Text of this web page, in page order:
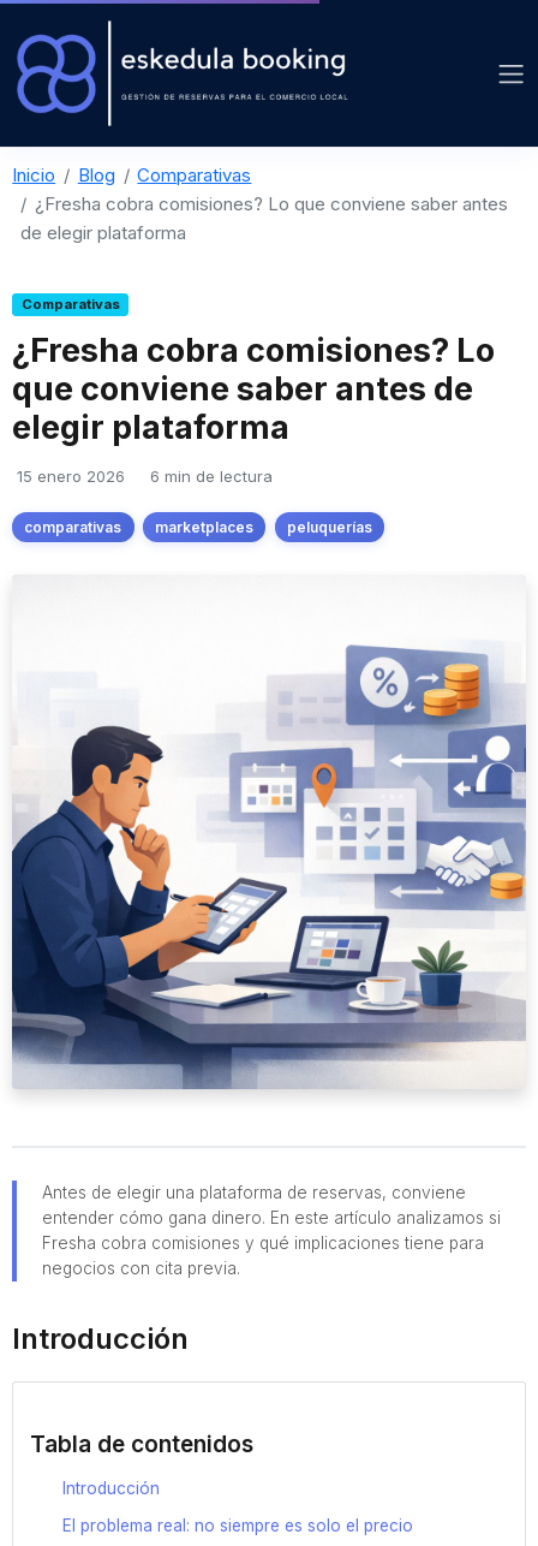
Inicio Blog
Comparativas
¿Fresha cobra comisiones? Lo que conviene saber antes
de elegir plataforma
Comparativas
¿Fresha cobra comisiones? Lo
que conviene saber antes de
elegir plataforma
15 enero 2026 6 min de lectura
comparativas marketplaces peluquerías
Antes de elegir una plataforma de reservas, conviene
entender cómo gana dinero. En este artículo analizamos si
Fresha cobra comisiones y qué implicaciones tiene para
negocios con cita previa.
Introducción
Tabla de contenidos
Introducción
El problema real: no siempre es solo el precio